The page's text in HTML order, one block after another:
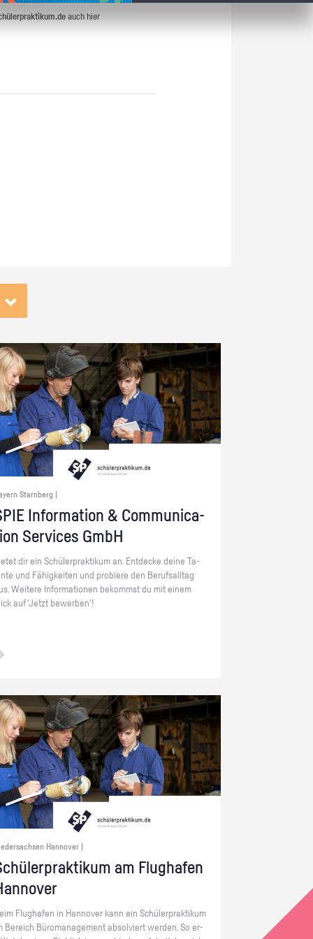
auch hier
Starnberg |
In­for­ma­ti­on & Com­mu­ni­ca­
Ser­vices GmbH
dir ein Schü­ler­prak­ti­kum an. Ent­de­cke deine Ta­
und Fä­hig­kei­ten und pro­bie­re den Be­rufs­all­tag
Wei­te­re In­for­ma­tio­nen be­kommst du mit einem
auf 'Jetzt be­wer­ben'!
Hannover |
am Flug­ha­fen
Flug­ha­fen in Han­no­ver kann ein Schü­ler­prak­ti­kum
Be­reich Bü­ro­ma­nage­ment ab­sol­viert wer­den. So er­